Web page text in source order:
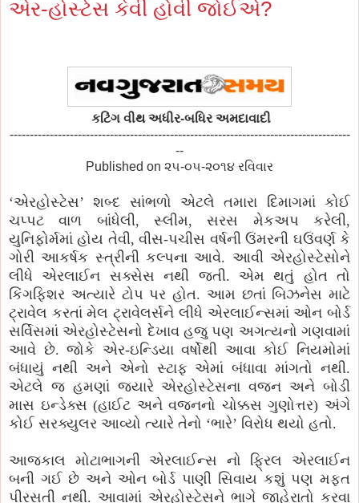
એર-હોસ્ટેસ કેવી હોવી જોઈએ?
કટિંગ વીથ અધીર-બધિર અમદાવાદી
-------------------------------------------------------------------------------------
--
Published on ૨૫-૦૫-૨૦૧૪ રવિવાર
‘એરહોસ્ટેસ’ શબ્દ સાંભળો એટલે તમારા દિમાગમાં કોઈ
ચપ્પટ વાળ બાંધેલી, સ્લીમ, સરસ મેકઅપ કરેલી,
યુનિફોર્મમાં હોય તેવી, વીસ-પચીસ વર્ષની ઉંમરની ઘઉંવર્ણ કે
ગોરી આકર્ષક સ્ત્રીની કલ્પના આવે. આવી એરહોસ્ટેસોને
લીધે એરલાઈન સક્સેસ નથી જતી. એમ થતું હોત તો
કિંગફિશર અત્યારે ટોપ પર હોત. આમ છતાં બિઝનેસ માટે
ટ્રાવેલ કરતાં મેલ ટ્રાવેલર્સને લીધે એરલાઈન્સમાં ઓન બોર્ડ
સર્વિસમાં એરહોસ્ટેસનો દેખાવ હજુ પણ અગત્યનો ગણવામાં
આવે છે. જોકે એર-ઇન્ડિયા વર્ષોથી આવા કોઈ નિયમોમાં
બંધાયું નથી અને એનો સ્ટાફ એમાં બંધાવા માંગતો નથી.
એટલે જ હમણાં જયારે એરહોસ્ટેસના વજન અને બોડી
માસ ઇન્ડેક્સ (હાઈટ અને વજનનો ચોક્કસ ગુણોત્તર) અંગે
કોઈ સરક્યુલર આવ્યો ત્યારે તેનો ‘ભારે’ વિરોધ થયો હતો.
આજકાલ મોટાભાગની એરલાઈન્સ નો ફ્રિલ એરલાઈન
બની ગઈ છે અને ઓન બોર્ડ પાણી સિવાય કશું પણ મફત
પીરસતી નથી. આવામાં એરહોસ્ટેસને ભાગે જાહેરાતો કરવા